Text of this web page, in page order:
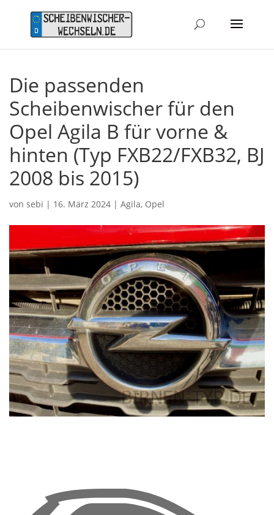
Die passenden
Scheibenwischer für den
Opel Agila B für vorne &
hinten (Typ FXB22/FXB32, BJ
2008 bis 2015)
von sebi | 16. März 2024 | Agila, Opel